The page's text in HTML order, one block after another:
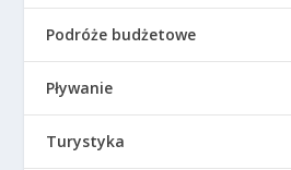
Podróże budżetowe
Pływanie
Turystyka